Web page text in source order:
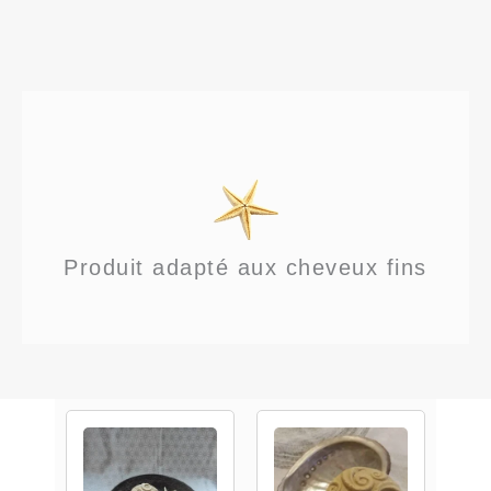
Produit adapté aux cheveux fins
de
prix :
5,00 €
à